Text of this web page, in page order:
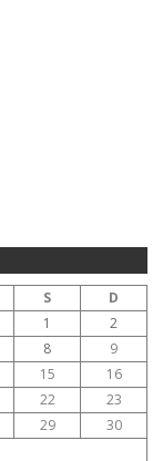
S
D
1
2
8
9
15
16
22
23
29
30